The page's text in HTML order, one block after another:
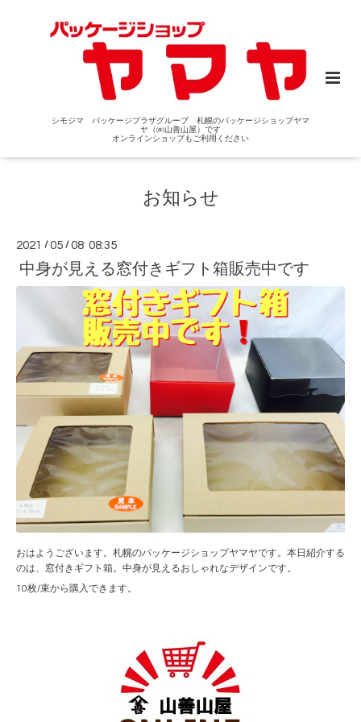
シモジマ パッケージプラザグループ 札幌のパッケージショップヤマ
ヤ（㈱山善山屋）です
オンラインショップもご利用ください
お知らせ
2021 /05 /08 08:35
中身が見える窓付きギフト箱販売中です
おはようございます。札幌のパッケージショップヤマヤです。本日紹介する
のは、窓付きギフト箱。中身が見えるおしゃれなデザインです。
10枚/束から購入できます。